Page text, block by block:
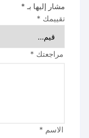
مشار إليها بـ *
تقييمك *
مراجعتك *
الاسم *